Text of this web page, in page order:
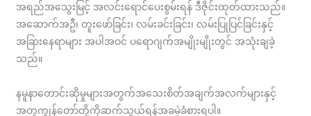
အရည်အသွေးမြင့် အလင်းရောင်ပေးစွမ်းရန် ဒီဇိုင်းထုတ်ထားသည်။
အဆောက်အဦ၊ တူးဖော်ခြင်း၊ လမ်းခင်းခြင်း၊ လမ်းပြုပြင်ခြင်းနှင့်
အခြားနေရာများ အပါအဝင် ပရောဂျက်အမျိုးမျိုးတွင် အသုံးချခဲ့
သည်။
နမူနာတောင်းဆိုမှုများအတွက်အသေးစိတ်အချက်အလက်များနှင့်
အတူကျွန်တော်တို့ကိုဆက်သွယ်ရန်အခမဲ့ခံစားရပါ။